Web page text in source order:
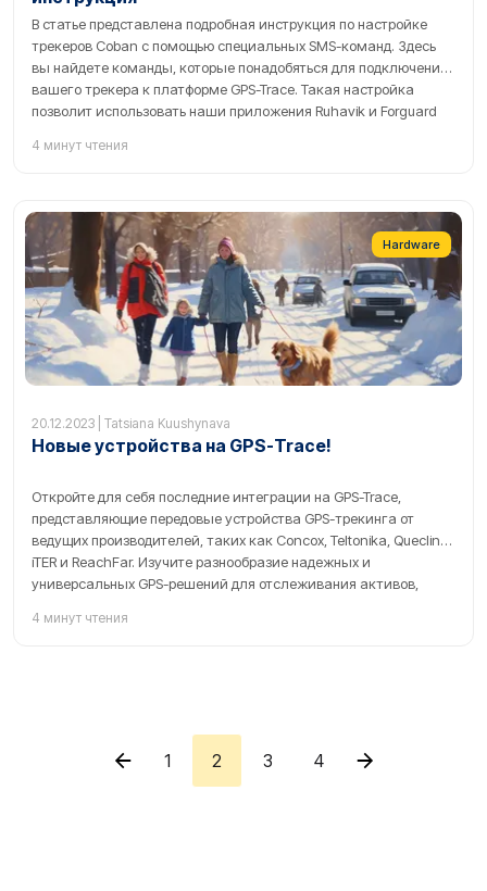
В статье представлена подробная инструкция по настройке
трекеров Coban с помощью специальных SMS-команд. Здесь
вы найдете команды, которые понадобяться для подключения
вашего трекера к платформе GPS-Trace. Такая настройка
позволит использовать наши приложения Ruhavik и Forguard
транспортных средств и других активов.
4 минут чтения
20.12.2023 | Tatsiana Kuushynava
Новые устройства на GPS-Trace!
Откройте для себя последние интеграции на GPS-Trace,
представляющие передовые устройства GPS-трекинга от
ведущих производителей, таких как Concox, Teltonika, Queclink,
iTER и ReachFar. Изучите разнообразие надежных и
универсальных GPS-решений для отслеживания активов,
безопасности, все на расширяющейся платформе GPS-Trace.
Hardware
4 минут чтения
1 2 3 4